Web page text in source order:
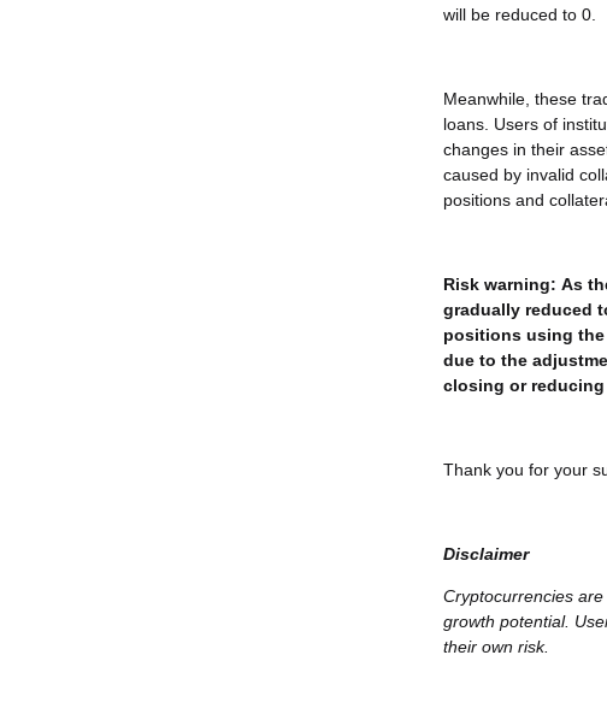
will be reduced to 0.
Meanwhile, these
loans. Users of
changes in their
caused by invalid
positions and
Risk warning: As
gradually reduced
positions using the
due to the
closing or
Thank you for your
Disclaimer
Cryptocurrencies
growth potential.
their own risk.